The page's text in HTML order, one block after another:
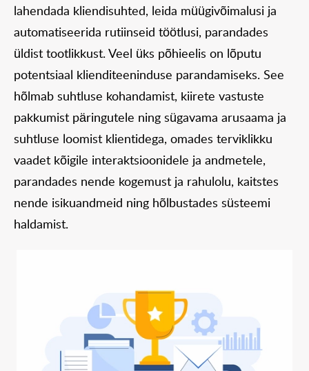
lahendada kliendisuhted, leida müügivõimalusi ja
automatiseerida rutiinseid töötlusi, parandades
üldist tootlikkust. Veel üks põhieelis on lõputu
potentsiaal klienditeeninduse parandamiseks. See
hõlmab suhtluse kohandamist, kiirete vastuste
pakkumist päringutele ning sügavama arusaama ja
suhtluse loomist klientidega, omades terviklikku
vaadet kõigile interaktsioonidele ja andmetele,
parandades nende kogemust ja rahulolu, kaitstes
nende isikuandmeid ning hõlbustades süsteemi
haldamist.